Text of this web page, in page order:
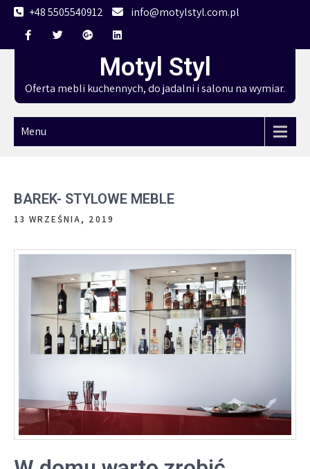
Skip
content
+48 5505540912 info@motylstyl.com.pl
Motyl Styl
Oferta mebli kuchennych, do jadalni i salonu na wymiar.
Menu
BAREK- STYLOWE MEBLE
13 WRZEŚNIA, 2019